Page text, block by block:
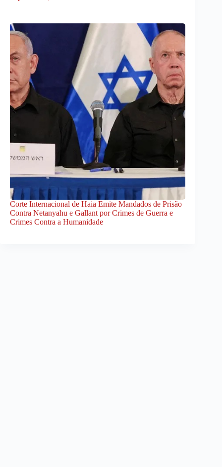
Corte Internacional de Haia Emite Mandados de Prisão
Contra Netanyahu e Gallant por Crimes de Guerra e
Crimes Contra a Humanidade